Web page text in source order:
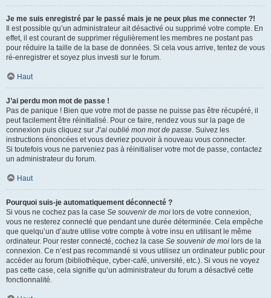
Je me suis enregistré par le passé mais je ne peux plus me connecter ?!
Il est possible qu’un administrateur ait désactivé ou supprimé votre compte. En
effet, il est courant de supprimer régulièrement les membres ne postant pas
pour réduire la taille de la base de données. Si cela vous arrive, tentez de vous
ré-enregistrer et soyez plus investi sur le forum.
Haut
J’ai perdu mon mot de passe !
Pas de panique ! Bien que votre mot de passe ne puisse pas être récupéré, il
peut facilement être réinitialisé. Pour ce faire, rendez vous sur la page de
connexion puis cliquez sur J’ai oublié mon mot de passe. Suivez les
instructions énoncées et vous devriez pouvoir à nouveau vous connecter.
Si toutefois vous ne parveniez pas à réinitialiser votre mot de passe, contactez
un administrateur du forum.
Haut
Pourquoi suis-je automatiquement déconnecté ?
Si vous ne cochez pas la case Se souvenir de moi lors de votre connexion,
vous ne resterez connecté que pendant une durée déterminée. Cela empêche
que quelqu’un d’autre utilise votre compte à votre insu en utilisant le même
ordinateur. Pour rester connecté, cochez la case Se souvenir de moi lors de la
connexion. Ce n’est pas recommandé si vous utilisez un ordinateur public pour
accéder au forum (bibliothèque, cyber-café, université, etc.). Si vous ne voyez
pas cette case, cela signifie qu’un administrateur du forum a désactivé cette
fonctionnalité.